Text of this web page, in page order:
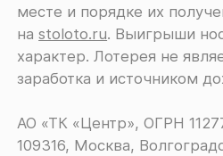
месте и порядке их
наstoloto.ru. Выигрыши
характер. Лотерея не
заработка и источником
АО «ТК «Центр», ОГРН
109316, Москва,